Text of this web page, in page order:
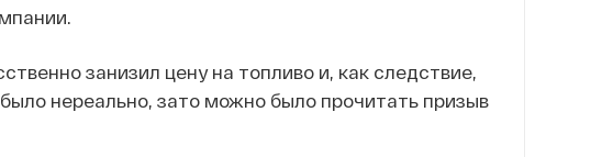
занизил цену на топливо и, как следствие,
нереально, зато можно было прочитать призыв